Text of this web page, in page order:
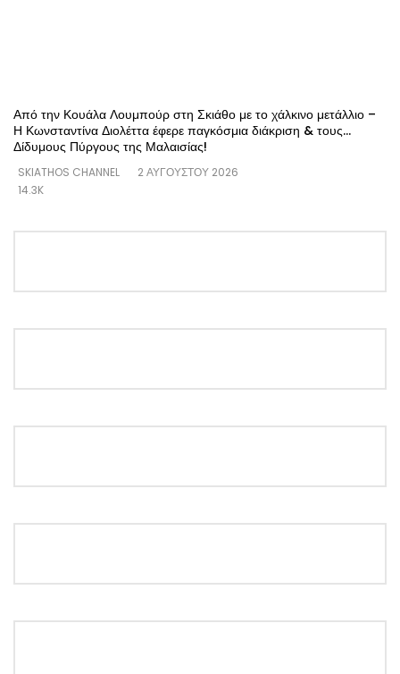
Από την Κουάλα Λουμπούρ στη Σκιάθο με το χάλκινο μετάλλιο –
Η Κωνσταντίνα Διολέττα έφερε παγκόσμια διάκριση & τους…
Δίδυμους Πύργους της Μαλαισίας!
SKIATHOS CHANNEL
2 ΑΥΓΟΎΣΤΟΥ 2026
14.3K